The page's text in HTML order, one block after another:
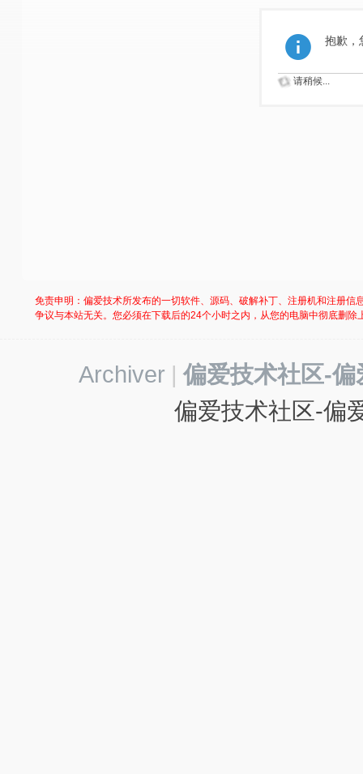
抱歉，
请稍候...
免责申明：偏爱技术所发布的一切软件、源码、破解补丁、注册机和注册
争议与本站无关。您必须在下载后的24个小时之内，从您的电脑中彻底删
Archiver | 偏爱技术社区-
偏爱技术社区-偏